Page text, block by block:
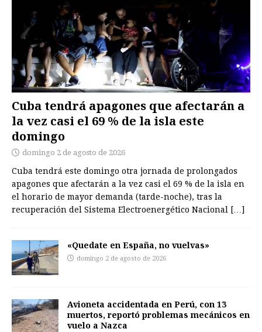
Cuba tendrá apagones que afectarán a
la vez casi el 69 % de la isla este
domingo
domingo 2 de agosto de 2026
Cuba tendrá este domingo otra jornada de prolongados
apagones que afectarán a la vez casi el 69 % de la isla en
el horario de mayor demanda (tarde-noche), tras la
recuperación del Sistema Electroenergético Nacional […]
«Quedate en España, no vuelvas»
domingo 2 de agosto de 2026
Avioneta accidentada en Perú, con 13
muertos, reportó problemas mecánicos en
vuelo a Nazca